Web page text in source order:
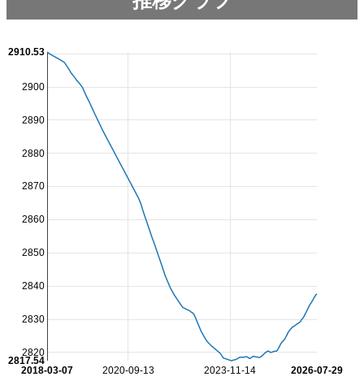
2020-09-13 2023-11-14
2018-03-07 2026-07-29
2820
2830
2840
2850
2860
2870
2880
2890
2900
2817.54
2910.53